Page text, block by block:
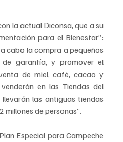
la actual Diconsa, que a su
para el Bienestar”:
cabo la compra a pequeños
garantía, y promover el
de miel, café, cacao y
en las Tiendas del
las antiguas tiendas
millones de personas”.
Especial para Campeche